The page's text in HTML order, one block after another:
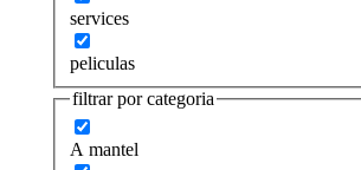
services
peliculas
filtrar por categoria
A mantel